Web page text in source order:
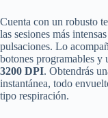
Cuenta con un robusto
las sesiones más
pulsaciones. Lo
botones programables y
3200 DPI. Obtendrás
instantánea, todo
tipo respiración.